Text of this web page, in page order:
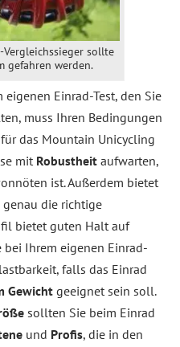
sollte
gefahren werden.
eigenen Einrad-Test, den Sie
muss Ihren Bedingungen
das Mountain Unicycling
mit Robustheit aufwarten,
ist. Außerdem bietet
die richtige
bietet guten Halt auf
bei Ihrem eigenen Einrad-
falls das Einrad
Gewicht geeignet sein soll.
sollten Sie beim Einrad
und Profis, die in den